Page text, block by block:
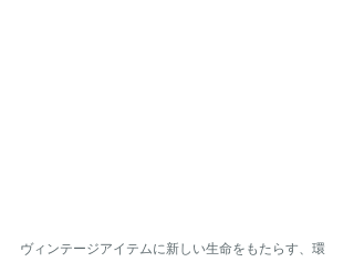
ヴィンテージアイテムに新しい生命をもたらす、環